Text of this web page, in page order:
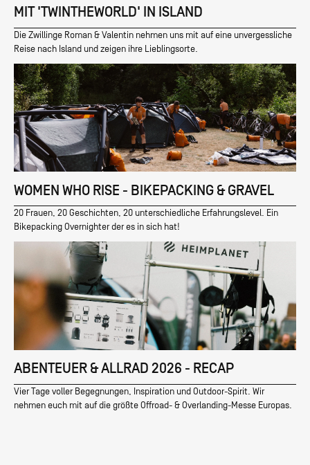
MIT 'TWINTHEWORLD' IN ISLAND
Die Zwillinge Roman & Valentin nehmen uns mit auf eine unvergessliche
Reise nach Island und zeigen ihre Lieblingsorte.
WOMEN WHO RISE - BIKEPACKING & GRAVEL
20 Frauen, 20 Geschichten, 20 unterschiedliche Erfahrungslevel. Ein
Bikepacking Overnighter der es in sich hat!
ABENTEUER & ALLRAD 2026 - RECAP
Vier Tage voller Begegnungen, Inspiration und Outdoor-Spirit. Wir
nehmen euch mit auf die größte Offroad- & Overlanding-Messe Europas.